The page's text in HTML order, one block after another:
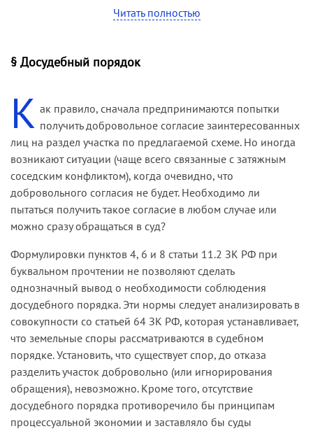
постановление ФАС СЗО от 22.02.11 по
делу № А66-3535/2010).
Читать полностью
§ Досудебный порядок
К ак правило, сначала предпринимаются попытки
получить добровольное согласие заинтересованных
лиц на раздел участка по предлагаемой схеме. Но иногда
возникают ситуации (чаще всего связанные с затяжным
соседским конфликтом), когда очевидно, что
добровольного согласия не будет. Необходимо ли
пытаться получить такое согласие в любом случае или
можно сразу обращаться в суд?
Формулировки пунктов 4, 6 и 8 статьи 11.2 ЗК РФ при
буквальном прочтении не позволяют сделать
однозначный вывод о необходимости соблюдения
досудебного порядка. Эти нормы следует анализировать в
совокупности со статьей 64 ЗК РФ, которая устанавливает,
что земельные споры рассматриваются в судебном
порядке. Установить, что существует спор, до отказа
разделить участок добровольно (или игнорирования
обращения), невозможно. Кроме того, отсутствие
досудебного порядка противоречило бы принципам
процессуальной экономии и заставляло бы суды